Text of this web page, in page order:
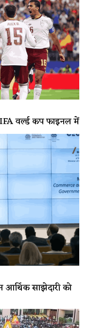
वर्ल्ड कप फाइनल में
साझेदारी को